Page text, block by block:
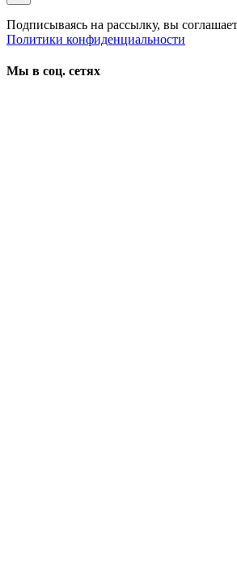
Подписываясь на рассылку, вы
Политики конфиденциальности
Мы в соц. сетях